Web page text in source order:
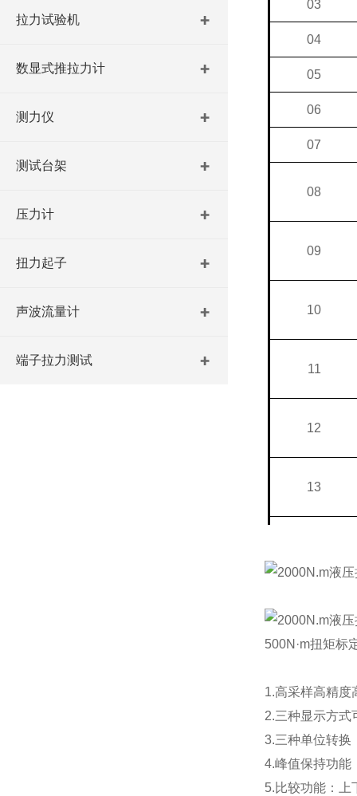
拉力试验机
数显式推拉力计
测力仪
测试台架
压力计
扭力起子
声波流量计
端子拉力测试
03
04
05
06
07
08
09
10
11
12
13
500N·m扭矩标
1.高采样高精度
2.三种显示方式
3.三种单位转换
4.峰值保持功能
5.比较功能：上